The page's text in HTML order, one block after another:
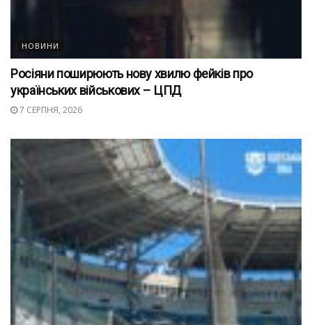
НОВИНИ
Росіяни поширюють нову хвилю фейків про
українських військових – ЦПД
7 СЕРПНЯ, 2026